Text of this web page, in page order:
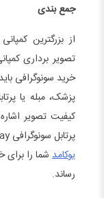
جمع بندی
از بزرگترین
خرید سونوگرافی
پزشک، مبله یا
کیفیت تصویر
پرتابل سونوگرافی Mindray مدل MX7 است. تیم
یوکامد شما را
رساند.